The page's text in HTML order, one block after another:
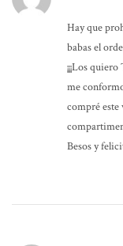
Hay que
babas el
¡¡¡Los
me
compré este
Besos y